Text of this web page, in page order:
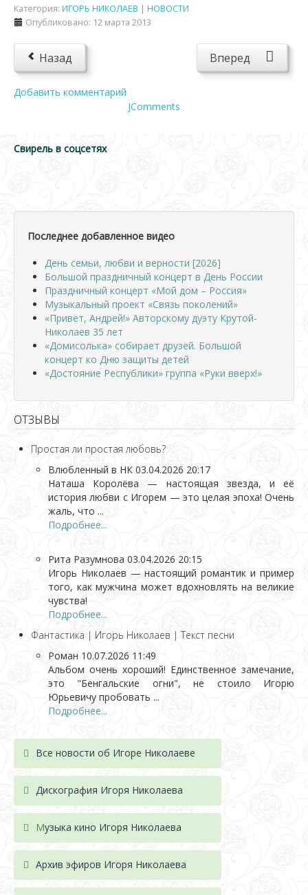
Категория: ИГОРЬ НИКОЛАЕВ | НОВОСТИ
Опубликовано: 12 марта 2013
Назад Вперед
Добавить комментарий
JComments
Свирель в соцсетях
Последнее добавленное видео
День семьи, любви и верности [2026]
Большой праздничный концерт в День России
Праздничный концерт «Мой дом – Россия»
Музыкальный проект «Связь поколений»
«Привет, Андрей!» Авторскому дуэту Крутой-
Николаев 35 лет
«Домисолька» собирает друзей. Большой
концерт ко Дню защиты детей
«Достояние Республики» группа «Руки вверх!»
ОТЗЫВЫ
Простая ли простая любовь?
Влюбленный в НК 03.04.2026 20:17
Наташа Королёва — настоящая звезда, и её
история любви с Игорем — это целая эпоха! Очень
жаль, что ...
Подробнее...
Рита Разумнова 03.04.2026 20:15
Игорь Николаев — настоящий романтик и пример
того, как мужчина может вдохновлять на великие
чувства!
Подробнее...
Фантастика | Игорь Николаев | Текст песни
Роман 10.07.2026 11:49
Альбом очень хороший! Единственное замечание,
это "Бенгальские огни", не стоило Игорю
Юрьевичу пробовать ...
Подробнее...
Все новости об Игоре Николаеве
Дискография Игоря Николаева
Музыка кино Игоря Николаева
Архив эфиров Игоря Николаева